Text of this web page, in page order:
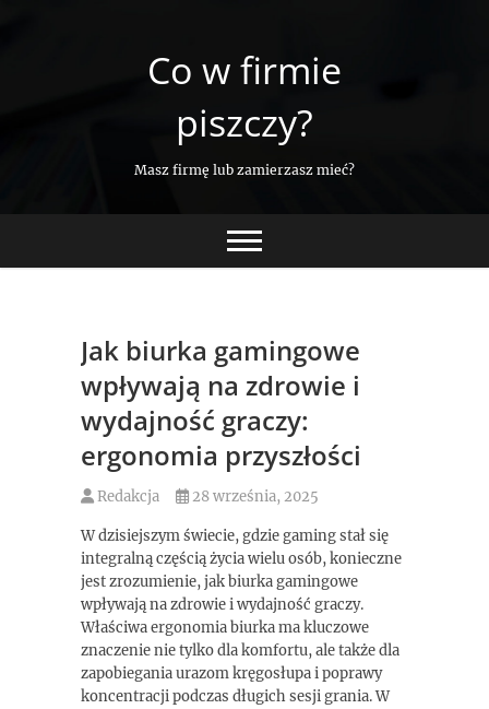
Co w firmie
piszczy?
Masz firmę lub zamierzasz mieć?
Jak biurka gamingowe
wpływają na zdrowie i
wydajność graczy:
ergonomia przyszłości
Redakcja 28 września, 2025
W dzisiejszym świecie, gdzie gaming stał się
integralną częścią życia wielu osób, konieczne
jest zrozumienie, jak biurka gamingowe
wpływają na zdrowie i wydajność graczy.
Właściwa ergonomia biurka ma kluczowe
znaczenie nie tylko dla komfortu, ale także dla
zapobiegania urazom kręgosłupa i poprawy
koncentracji podczas długich sesji grania. W